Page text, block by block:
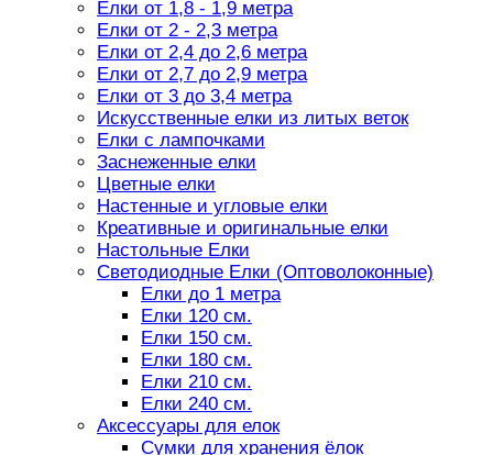
Елки от 1,8 - 1,9 метра
Елки от 2 - 2,3 метра
Елки от 2,4 до 2,6 метра
Елки от 2,7 до 2,9 метра
Елки от 3 до 3,4 метра
Искусственные елки из литых веток
Елки с лампочками
Заснеженные елки
Цветные елки
Настенные и угловые елки
Креативные и оригинальные елки
Настольные Елки
Светодиодные Елки (Оптоволоконные)
Елки до 1 метра
Елки 120 см.
Елки 150 см.
Елки 180 см.
Елки 210 см.
Елки 240 см.
Аксессуары для елок
Сумки для хранения ёлок